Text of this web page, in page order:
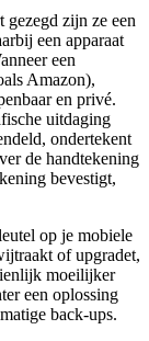
zijn ze een
een apparaat
een
Amazon),
en privé.
uitdaging
ondertekent
de handtekening
bevestigt,
op je mobiele
of upgradet,
moeilijker
een oplossing
back-ups.